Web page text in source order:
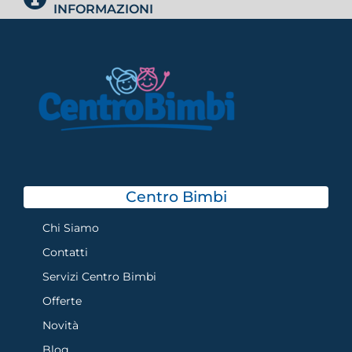
INFORMAZIONI
Centro Bimbi
Chi Siamo
Contatti
Servizi Centro Bimbi
Offerte
Novità